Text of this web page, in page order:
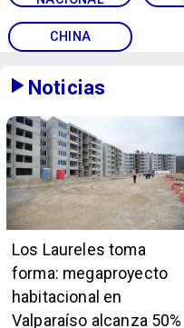
CHINA
Noticias
Los Laureles toma
forma: megaproyecto
habitacional en
Valparaíso alcanza 50%